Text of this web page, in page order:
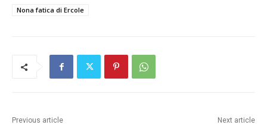
Nona fatica di Ercole
Previous article Next article